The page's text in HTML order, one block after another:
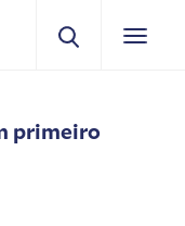
primeiro